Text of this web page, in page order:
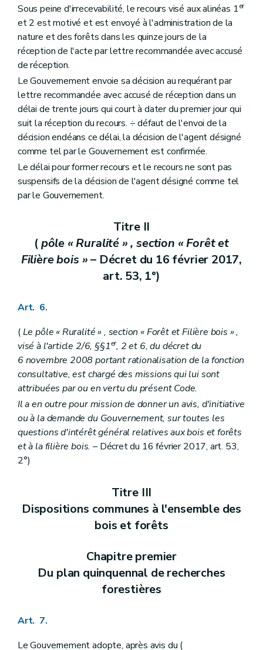
Sous peine d'irrecevabilité, le recours visé aux alinéas 1er
et 2 est motivé et est envoyé à l'administration de la
nature et des forêts dans les quinze jours de la
réception de l'acte par lettre recommandée avec accusé
de réception.
Le Gouvernement envoie sa décision au requérant par
lettre recommandée avec accusé de réception dans un
délai de trente jours qui court à dater du premier jour qui
suit la réception du recours. ÷ défaut de l'envoi de la
décision endéans ce délai, la décision de l'agent désigné
comme tel par le Gouvernement est confirmée.
Le délai pour former recours et le recours ne sont pas
suspensifs de la décision de l'agent désigné comme tel
par le Gouvernement.
Titre II
(pôle « Ruralité » , section « Forêt et
Filière bois »– Décret du 16 février 2017,
art. 53, 1°)
Art. 6.
(Le pôle « Ruralité » , section « Forêt et Filière bois » ,
visé à l'article 2/6, §§1er, 2 et 6, du décret du
6 novembre 2008 portant rationalisation de la fonction
consultative, est chargé des missions qui lui sont
attribuées par ou en vertu du présent Code.
Il a en outre pour mission de donner un avis, d'initiative
ou à la demande du Gouvernement, sur toutes les
questions d'intérêt général relatives aux bois et forêts
et à la filière bois. – Décret du 16 février 2017, art. 53,
2°)
Titre III
Dispositions communes à l'ensemble des
bois et forêts
Chapitre premier
Du plan quinquennal de recherches
forestières
Art. 7.
Le Gouvernement adopte, après avis du (